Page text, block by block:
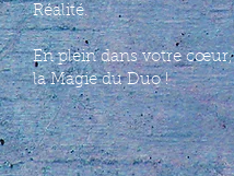
Réalité.
En plein dans votre cœur,
la Magie du Duo !